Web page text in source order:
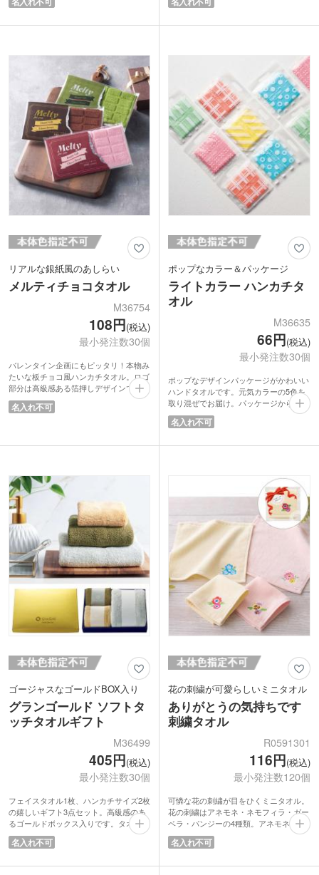
たり。信頼の今治タオルはもちろん日本
てうれしいアイテム。優しい色合いの2
るため、日常のちょっとしたシーンでし
清潔感のある白色はどなたにも渡しやす
には今治ブランドタグ付きでエンドユー
ザーにも品質の良さが伝わります。
リアルな銀紙風のあしらい
メルティチョコタオル
M36754
108円(税込)
最小発注数30個
バレンタイン企画にもピッタリ！本物み
たいな板チョコ風ハンカチタオル。ロゴ
部分は高級感ある箔押しデザインでとっ
てもリアルです。使う人を選ばないハン
カチタオルは、ノベルティの王様。お手
低価格でバラマキノベルティにおすす
名入れ不可
ポップなカラー＆パッケージ
ライトカラー ハンカチタ
オル
M36635
66円(税込)
最小発注数30個
ポップなデザインパッケージがかわいい
ハンドタオルです。元気カラーの5色を
取り混ぜでお届け。パッケージからタオ
ルの色が見えるので、お客様に好きな色
を選んでいただけます。手に取りやすい
ぴったり。
キャンペーンの景品などにいかがです
名入れ不可
ゴージャスなゴールドBOX入り
グランゴールド ソフトタ
ッチタオルギフト
M36499
405円(税込)
最小発注数30個
フェイスタオル1枚、ハンカチサイズ2枚
の嬉しいギフト3点セット。高級感のあ
るゴールドボックス入りです。タオルの
素材にはマイクロファイバーを使用し、
柔らかな手触り。日常使いしやすいカラ
ただけます。
名入れ不可
花の刺繍が可愛らしいミニタオル
ありがとうの気持ちです
刺繍タオル
R0591301
116円(税込)
最小発注数120個
可憐な花の刺繍が目をひくミニタオル。
花の刺繍はアネモネ・ネモフィラ・ガー
ベラ・パンジーの4種類。アネモネは真
実の愛、ネモフィラはどこでも成功、ガ
ーベラは前進、パンジーは誠実の花言葉
「ありがとう」の言葉とリボンが印刷さ
名入れ不可